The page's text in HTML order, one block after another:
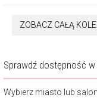
ZOBACZ CAŁĄ
Sprawdź dostępność
Wybierz miasto lub salon